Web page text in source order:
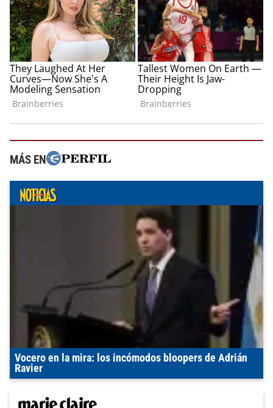
MÁS EN
Vocero en la mira: los incómodos bloopers de Adrián
Ravier